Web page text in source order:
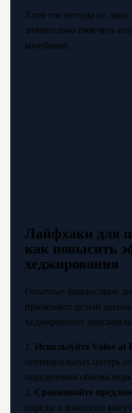
Хотя эти методы не
значительно смягчить
колебаний.
Лайфхаки для
как повысить
хеджирования
Опытные финансовые
применяют целый
хеджирование
1. Используйте Value at
потенциальных потерь
определения объема
2. Сравнивайте
спреды и комиссии